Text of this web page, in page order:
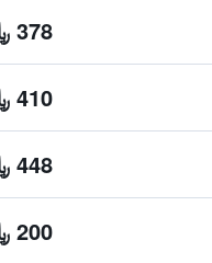
378 ﷼
410 ﷼
448 ﷼
200 ﷼